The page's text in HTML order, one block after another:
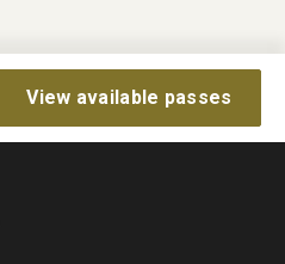
View available passes